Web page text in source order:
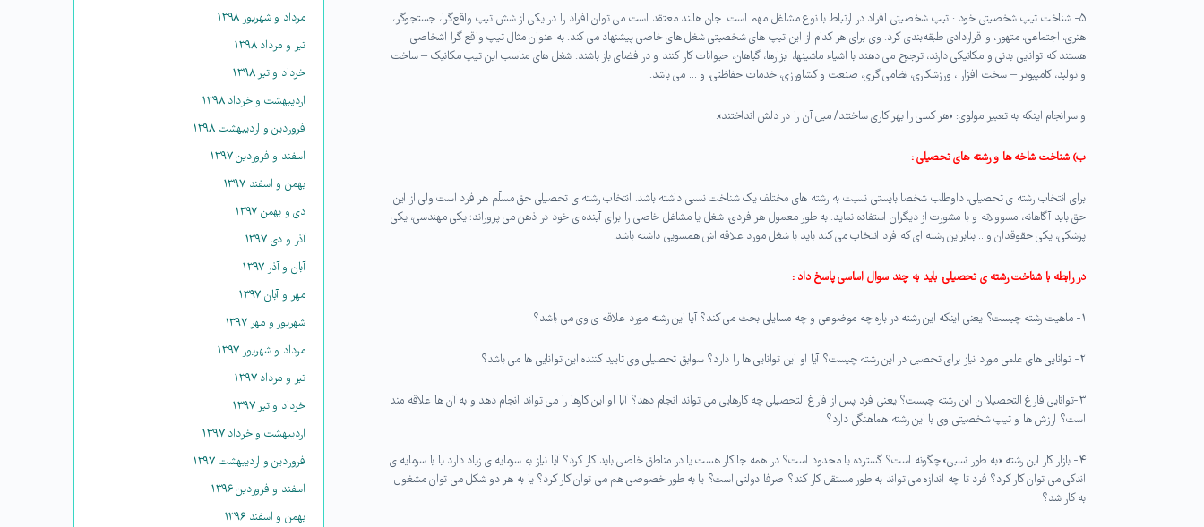
۵- شناخت تیپ شخصیتی خود : تیپ شخصیتی افراد در ارتباط با نوع مشاغل مهم است. جان هالند معتقد است می توان افراد را در یکی از شش تیپ واقع‌گرا، جستجوگر،
هنری، اجتماعی، متهور، و قراردادی طبقه‌بندی کرد. وی برای هر کدام از این تیپ های شخصیتی شغل های خاصی پیشنهاد می کند. به عنوان مثال تیپ واقع گرا اشخاصی
هستند که توانایی بدنی و مکانیکی دارند، ترجیح می دهند با اشیاء ماشینها، ابزارها، گیاهان، حیوانات کار کنند و در فضای باز باشند. شغل های مناسب این تیپ مکانیک – ساخت
و تولید، کامپیوتر – سخت افزار ، ورزشکاری، نظامی گری، صنعت و کشاورزی، خدمات حفاظتی، و … می باشد.
و سرانجام اینکه به تعبیر مولوی: «هر کسی را بهر کاری ساختند/ میل آن را در دلش انداختند».
ب) شناخت شاخه ها ورشته های تحصیلی:
برای انتخاب رشته ی تحصیلی، داوطلب شخصا بایستی نسبت به رشته های مختلف یک شناخت نسبی داشته باشد. انتخاب رشته ی تحصیلی حق مسلّم هر فرد است ولی از این
حق باید آگاهانه، مسوولانه و با مشورت از دیگران استفاده نماید. به طور معمول هر فردی، شغل یا مشاغل خاصی را برای آینده ی خود در ذهن می پروراند؛ یکی مهندسی، یکی
پزشکی، یکی حقوقدان و… بنابراین رشته ای که فرد انتخاب می کند باید با شغل مورد علاقه اش همسویی داشته باشد.
در رابطه با شناخت رشته ی تحصیلی، باید به چند سوال اساسی پاسخ داد :
۱- ماهیت رشته چیست؟ یعنی اینکه این رشته در باره چه موضوعی و چه مسایلی بحث می کند؟ آیا این رشته مورد علاقه ی وی می باشد؟
۲- توانایی های علمی مورد نیاز برای تحصیل در این رشته چیست؟ آیا او این توانایی ها را دارد؟ سوابق تحصیلی وی تایید کننده این توانایی ها می باشد؟
۳-توانایی فارغ التحصیلا ن این رشته چیست؟ یعنی فرد پس از فارغ التحصیلی چه کارهایی می تواند انجام دهد؟ آیا او این کارها را می تواند انجام دهد و به آن ها علاقه مند
است؟ ارزش ها و تیپ شخصیتی وی با این رشته هماهنگی دارد؟
۴- بازار کار این رشته «به طور نسبی» چگونه است؟ گسترده یا محدود است؟ در همه جا کار هست یا در مناطق خاصی باید کار کرد؟ آیا نیاز به سرمایه ی زیاد دارد یا با سرمایه ی
اندکی می توان کار کرد؟ فرد تا چه اندازه می تواند به طور مستقل کار کند؟ صرفا دولتی است؟ یا به طور خصوصی هم می توان کار کرد؟ یا به هر دو شکل می توان مشغول
به کار شد؟
مرداد و شهریور ۱۳۹۸
تیر و مرداد ۱۳۹۸
خرداد و تیر ۱۳۹۸
اردیبهشت و خرداد ۱۳۹۸
فروردین و اردیبهشت ۱۳۹۸
اسفند و فروردین ۱۳۹۷
بهمن و اسفند ۱۳۹۷
دی و بهمن ۱۳۹۷
آذر و دی ۱۳۹۷
آبان و آذر ۱۳۹۷
مهر و آبان ۱۳۹۷
شهریور و مهر ۱۳۹۷
مرداد و شهریور ۱۳۹۷
تیر و مرداد ۱۳۹۷
خرداد و تیر ۱۳۹۷
اردیبهشت و خرداد ۱۳۹۷
فروردین و اردیبهشت ۱۳۹۷
اسفند و فروردین ۱۳۹۶
بهمن و اسفند ۱۳۹۶